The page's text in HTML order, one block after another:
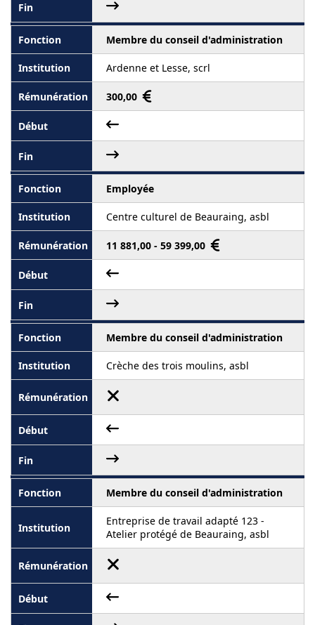
Membre du conseil d'administration
Ardenne et Lesse, scrl
300,00
Employée
Centre culturel de Beauraing, asbl
11 881,00 - 59 399,00
Membre du conseil d'administration
Crèche des trois moulins, asbl
Membre du conseil d'administration
Entreprise de travail adapté 123 -
Atelier protégé de Beauraing, asbl